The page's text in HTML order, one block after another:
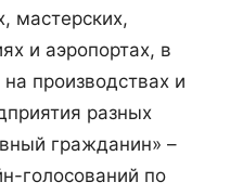
мастерских,
и аэропортах, в
производствах и
разных
гражданин» –
голосований по